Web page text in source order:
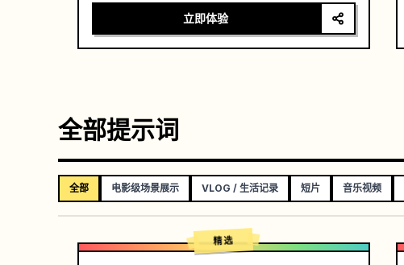
立即体验
全部提示词
全部 电影级场景展示 VLOG / 生活记录 短片 音乐视频
精选